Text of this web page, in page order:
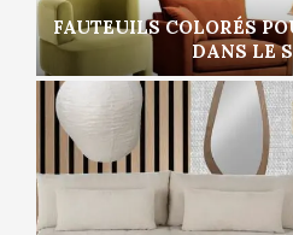
FAUTEUILS COLORÉS
DANS LE